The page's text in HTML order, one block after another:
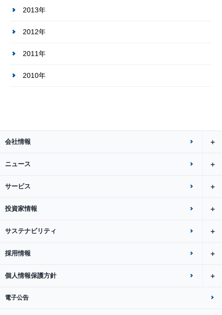
2013年
2012年
2011年
2010年
会社情報
ニュース
サービス
投資家情報
サステナビリティ
採用情報
個人情報保護方針
電子公告